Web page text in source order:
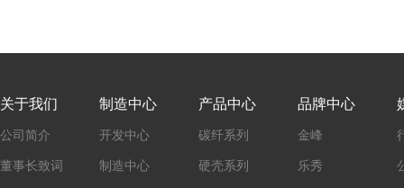
关于我们
公司简介
董事长致词
制造中心
开发中心
制造中心
产品中心
碳纤系列
硬壳系列
品牌中心
金峰
乐秀